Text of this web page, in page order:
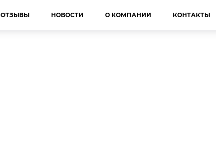
ОТЗЫВЫ НОВОСТИ О КОМПАНИИ КОНТАКТЫ